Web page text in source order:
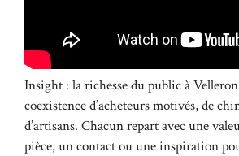
Insight : la richesse du public à
coexistence d’acheteurs motivés, de
d’artisans. Chacun repart avec une
pièce, un contact ou une inspiration